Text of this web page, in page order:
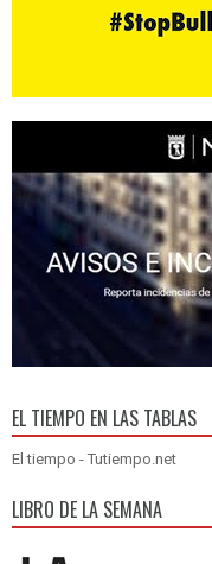
EL TIEMPO EN LAS TABLAS
El tiempo - Tutiempo.net
LIBRO DE LA SEMANA